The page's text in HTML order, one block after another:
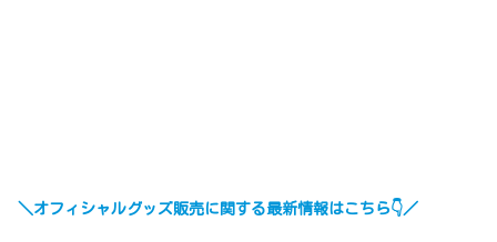
＼オフィシャルグッズ販売に関する最新情報はこちら👇／